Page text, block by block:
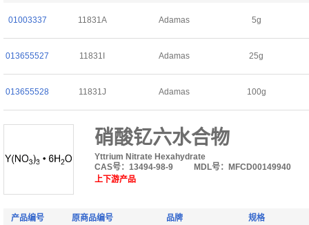
01003337 11831A Adamas 5g
013655527 11831I Adamas 25g
013655528 11831J Adamas 100g
硝酸钇六水合物
Yttrium Nitrate Hexahydrate
CAS号：13494-98-9
MDL号：MFCD00149940
上下游产品
产品编号 原商品编号 品牌 规格